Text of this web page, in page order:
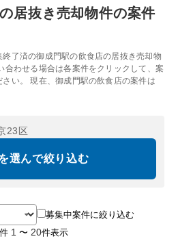
居抜き売却物件の案件
了済の御成門駅の飲食店の居抜き売却物
合わせる場合は各案件をクリックして、案
い。 現在、御成門駅の飲食店の案件は
23区
選んで絞り込む
募集中案件に絞り込む
1 〜 20件表示